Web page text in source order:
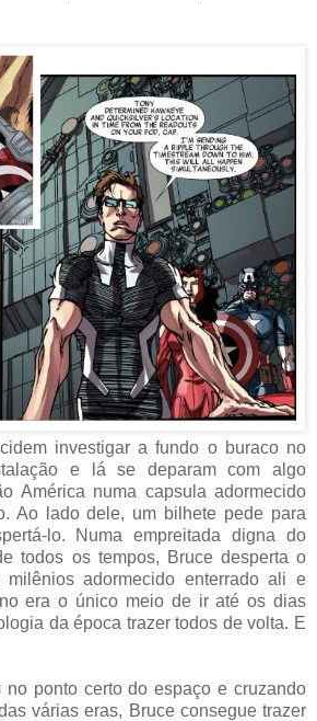
investigar a fundo o buraco no
e lá se deparam com algo
América numa capsula adormecido
Ao lado dele, um bilhete pede para
lo. Numa empreitada digna do
todos os tempos, Bruce desperta o
adormecido enterrado ali e
era o único meio de ir até os dias
da época trazer todos de volta. E
no ponto certo do espaço e cruzando
várias eras, Bruce consegue trazer